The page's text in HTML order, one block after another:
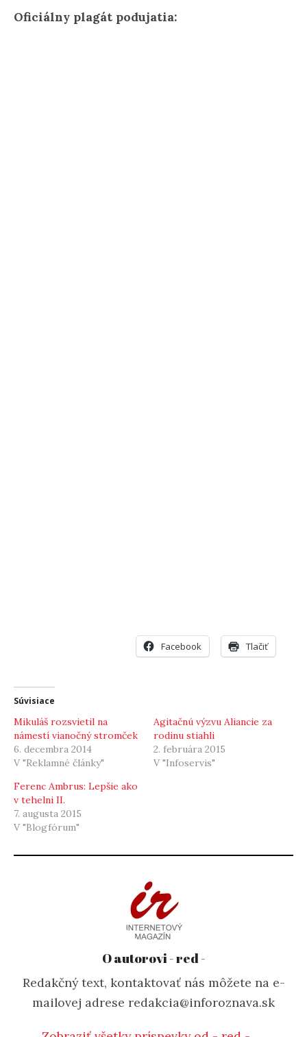
Oficiálny plagát podujatia:
Facebook Tlačiť
Súvisiace
Mikuláš rozsvietil na
námestí vianočný stromček
6. decembra 2014
V "Reklamné články"
Agitačnú výzvu Aliancie za
rodinu stiahli
2. februára 2015
V "Infoservis"
Ferenc Ambrus: Lepšie ako
v tehelni II.
7. augusta 2015
V "Blogfórum"
O autorovi - red -
Redakčný text, kontaktovať nás môžete na e-
mailovej adrese redakcia@inforoznava.sk